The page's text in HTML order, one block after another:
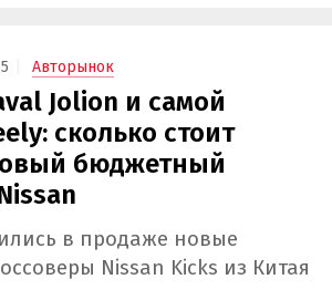
Авторынок
Jolion и самой
сколько стоит
бюджетный
в продаже новые
Nissan Kicks из Китая